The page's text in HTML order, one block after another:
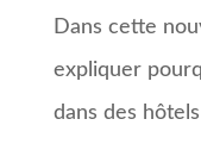
Dans cette
expliquer
dans des